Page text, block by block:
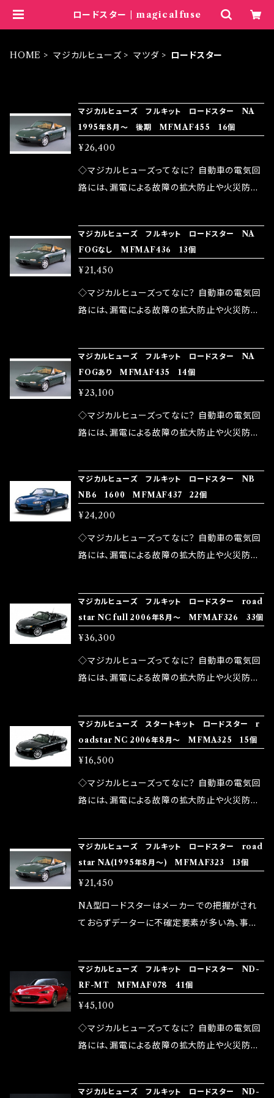
ロードスター | magicalfuse
HOME マジカルヒューズ マツダ ロードスター
マジカルヒューズ フルキット ロードスター NA
1995年8月～ 後期 MFMAF455 16個
¥26,400
◇マジカルヒューズってなに？ 自動車の電気回
路には、漏電による故障の拡大防止や火災防止
路として、各回路への電力供給を行っています。
しかし、ヒューズには拭い去れない欠点があり
ます。 1.溶接回路であるため、配線と比較し抵抗
が大きい。 2.金属部分が露出している為、空気
中に漏電してしまう。 3.金属プレートが接触する
ズが、マジカルヒューズになります。 ◇マジカル
ヒューズの効果 マジカルヒューズは放電防止効
果・接触抵抗低減効果により、このような効果を
発揮します。 ・アクセルレスポンスの向上 ・アイ
ドリング安定化（静粛性UP） ・ターボ車のターボ
など、これらの効果は、タウンユースだけでなく、
モータースポーツシーンでの実証実験の上、 製
品化を果たしております。
マジカルヒューズ フルキット ロードスター NA
FOGなし MFMAF436 13個
¥21,450
◇マジカルヒューズってなに？ 自動車の電気回
路には、漏電による故障の拡大防止や火災防止
路として、各回路への電力供給を行っています。
しかし、ヒューズには拭い去れない欠点があり
ます。 1.溶接回路であるため、配線と比較し抵抗
が大きい。 2.金属部分が露出している為、空気
中に漏電してしまう。 3.金属プレートが接触する
ズが、マジカルヒューズになります。 ◇マジカル
ヒューズの効果 マジカルヒューズは放電防止効
果・接触抵抗低減効果により、このような効果を
発揮します。 ・アクセルレスポンスの向上 ・アイ
ドリング安定化（静粛性UP） ・ターボ車のターボ
など、これらの効果は、タウンユースだけでなく、
モータースポーツシーンでの実証実験の上、 製
品化を果たしております。
マジカルヒューズ フルキット ロードスター NA
FOGあり MFMAF435 14個
¥23,100
◇マジカルヒューズってなに？ 自動車の電気回
路には、漏電による故障の拡大防止や火災防止
路として、各回路への電力供給を行っています。
しかし、ヒューズには拭い去れない欠点があり
ます。 1.溶接回路であるため、配線と比較し抵抗
が大きい。 2.金属部分が露出している為、空気
中に漏電してしまう。 3.金属プレートが接触する
ズが、マジカルヒューズになります。 ◇マジカル
ヒューズの効果 マジカルヒューズは放電防止効
果・接触抵抗低減効果により、このような効果を
発揮します。 ・アクセルレスポンスの向上 ・アイ
ドリング安定化（静粛性UP） ・ターボ車のターボ
など、これらの効果は、タウンユースだけでなく、
モータースポーツシーンでの実証実験の上、 製
品化を果たしております。
マジカルヒューズ フルキット ロードスター NB
NB6 1600 MFMAF437 22個
¥24,200
◇マジカルヒューズってなに？ 自動車の電気回
路には、漏電による故障の拡大防止や火災防止
路として、各回路への電力供給を行っています。
しかし、ヒューズには拭い去れない欠点があり
ます。 1.溶接回路であるため、配線と比較し抵抗
が大きい。 2.金属部分が露出している為、空気
中に漏電してしまう。 3.金属プレートが接触する
ズが、マジカルヒューズになります。 ◇マジカル
ヒューズの効果 マジカルヒューズは放電防止効
果・接触抵抗低減効果により、このような効果を
発揮します。 ・アクセルレスポンスの向上 ・アイ
ドリング安定化（静粛性UP） ・ターボ車のターボ
など、これらの効果は、タウンユースだけでなく、
モータースポーツシーンでの実証実験の上、 製
品化を果たしております。
マジカルヒューズ フルキット ロードスター road
star NC full 2006年8月～ MFMAF326 33個
¥36,300
◇マジカルヒューズってなに？ 自動車の電気回
路には、漏電による故障の拡大防止や火災防止
路として、各回路への電力供給を行っています。
しかし、ヒューズには拭い去れない欠点があり
ます。 1.溶接回路であるため、配線と比較し抵抗
が大きい。 2.金属部分が露出している為、空気
中に漏電してしまう。 3.金属プレートが接触する
ズが、マジカルヒューズになります。 ◇マジカル
ヒューズの効果 マジカルヒューズは放電防止効
果・接触抵抗低減効果により、このような効果を
発揮します。 ・アクセルレスポンスの向上 ・アイ
ドリング安定化（静粛性UP） ・ターボ車のターボ
など、これらの効果は、タウンユースだけでなく、
モータースポーツシーンでの実証実験の上、 製
品化を果たしております。
マジカルヒューズ スタートキット ロードスター r
oadstar NC 2006年8月～ MFMA325 15個
¥16,500
◇マジカルヒューズってなに？ 自動車の電気回
路には、漏電による故障の拡大防止や火災防止
路として、各回路への電力供給を行っています。
しかし、ヒューズには拭い去れない欠点があり
ます。 1.溶接回路であるため、配線と比較し抵抗
が大きい。 2.金属部分が露出している為、空気
中に漏電してしまう。 3.金属プレートが接触する
ズが、マジカルヒューズになります。 ◇マジカル
ヒューズの効果 マジカルヒューズは放電防止効
果・接触抵抗低減効果により、このような効果を
発揮します。 ・アクセルレスポンスの向上 ・アイ
ドリング安定化（静粛性UP） ・ターボ車のターボ
など、これらの効果は、タウンユースだけでなく、
マジカルヒューズ フルキット ロードスター road
star NA(1995年8月～) MFMAF323 13個
¥21,450
NA型ロードスターはメーカーでの把握がされ
ておらずデーターに不確定要素が多い為、事前
合は違う場合がある事を前提に交換の際は有
料で追加注文をお願い致します。 違う分はスペ
アーでお願い致します。 ◇マジカルヒューズって
なに？ 自動車の電気回路には、漏電による故障
の拡大防止や火災防止の目的から、ヒューズが
力供給を行っています。 しかし、ヒューズには拭
マジカルヒューズ フルキット ロードスター ND-
RF-MT MFMAF078 41個
¥45,100
◇マジカルヒューズってなに？ 自動車の電気回
路には、漏電による故障の拡大防止や火災防止
マジカルヒューズ フルキット ロードスター ND-